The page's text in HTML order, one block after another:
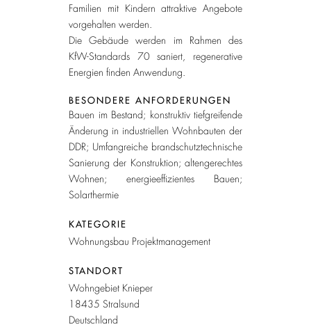
Familien mit Kindern attraktive Angebote
vorgehalten werden.
Die Gebäude werden im Rahmen des
KfW-Standards 70 saniert, regenerative
Energien finden Anwendung.
BESONDERE ANFORDERUNGEN
Bauen im Bestand; konstruktiv tiefgreifende
Änderung in industriellen Wohnbauten der
DDR; Umfangreiche brandschutztechnische
Sanierung der Konstruktion; altengerechtes
Wohnen; energieeffizientes Bauen;
Solarthermie
KATEGORIE
Wohnungsbau Projektmanagement
STANDORT
Wohngebiet Knieper
18435 Stralsund
Deutschland